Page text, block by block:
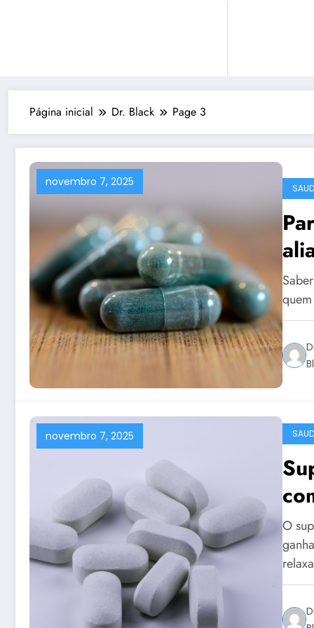
Página inicial Dr. Black Page 3
novembro 7, 2025
do
novembro 7, 2025
O